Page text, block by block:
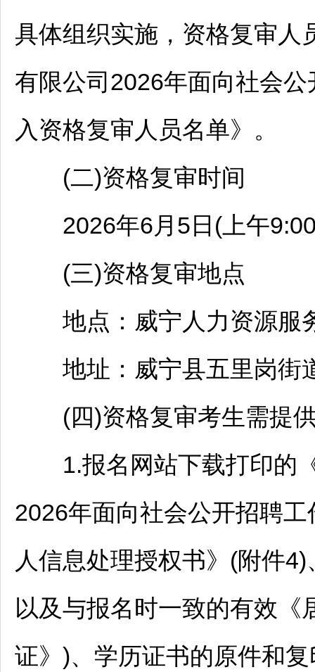
具体组织实施，资格复审人
有限公司2026年面向社会公
入资格复审人员名单》。
(二)资格复审时间
2026年6月5日(上午
(三)资格复审地点
地点： 威宁人力资源服
地址： 威宁县五里岗街
(四)资格复审考生需提
1.报名网站下载打印的
2026年面向社会公开招聘工
人信息处理授权书》(附件
以及与报名时一致的有效
证》)、学历证书的原件和